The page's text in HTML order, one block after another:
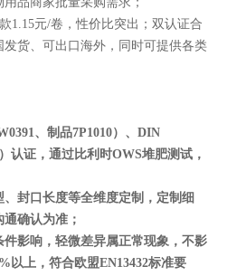
1.15元/卷，性价比突出；双认证合
货、可出口海外，同时可提供各类
、制品7P1010）、DIN
认证，通过比利时OWS堆肥测试，
封口长度等全维度定制，定制细
确认为准；
影响，轻微差异属正常现象，不影
以上，符合欧盟EN13432标准要